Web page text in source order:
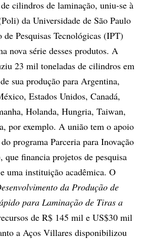
cilindros de laminação, uniu-se à
da Universidade de São Paulo
Pesquisas Tecnológicas (IPT)
nova série desses produtos. A
23 mil toneladas de cilindros em
sua produção para Argentina,
Estados Unidos, Canadá,
Holanda, Hungria, Taiwan,
por exemplo. A união tem o apoio
programa Parceria para Inovação
que financia projetos de pesquisa
uma instituição acadêmica. O
da Produção de
para Laminação de Tiras a
de R$ 145 mil e US$30 mil
a Aços Villares disponibilizou